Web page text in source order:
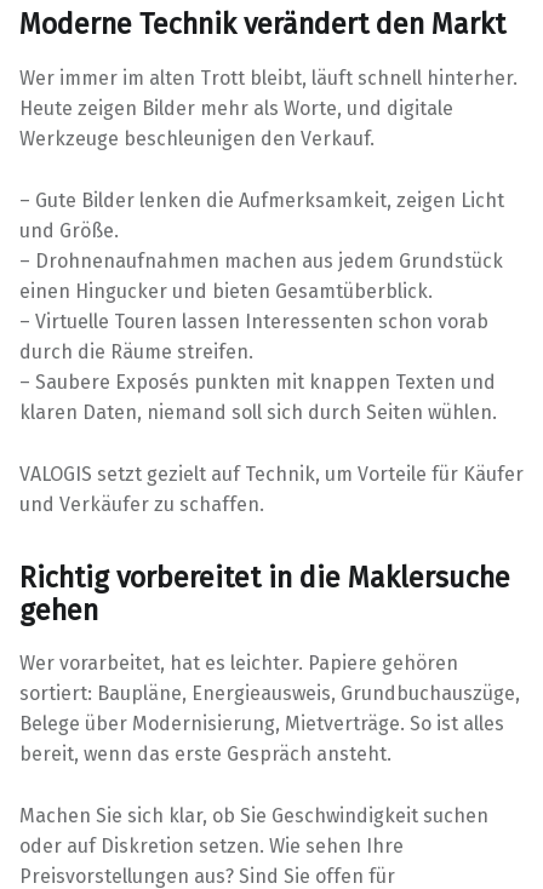
Moderne Technik verändert den Markt
Wer immer im alten Trott bleibt, läuft schnell hinterher.
Heute zeigen Bilder mehr als Worte, und digitale
Werkzeuge beschleunigen den Verkauf.
– Gute Bilder lenken die Aufmerksamkeit, zeigen Licht
und Größe.
– Drohnenaufnahmen machen aus jedem Grundstück
einen Hingucker und bieten Gesamtüberblick.
– Virtuelle Touren lassen Interessenten schon vorab
durch die Räume streifen.
– Saubere Exposés punkten mit knappen Texten und
klaren Daten, niemand soll sich durch Seiten wühlen.
VALOGIS setzt gezielt auf Technik, um Vorteile für Käufer
und Verkäufer zu schaffen.
Richtig vorbereitet in die Maklersuche
gehen
Wer vorarbeitet, hat es leichter. Papiere gehören
sortiert: Baupläne, Energieausweis, Grundbuchauszüge,
Belege über Modernisierung, Mietverträge. So ist alles
bereit, wenn das erste Gespräch ansteht.
Machen Sie sich klar, ob Sie Geschwindigkeit suchen
oder auf Diskretion setzen. Wie sehen Ihre
Preisvorstellungen aus? Sind Sie offen für